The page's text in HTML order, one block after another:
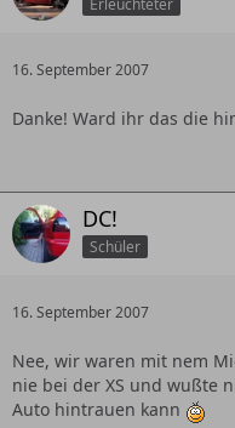
Erleuchteter
16. September 2007
Danke! Ward ihr das die
DC!
Schüler
16. September 2007
Nee, wir waren mit nem
nie bei der XS und wußte
Auto hintrauen kann